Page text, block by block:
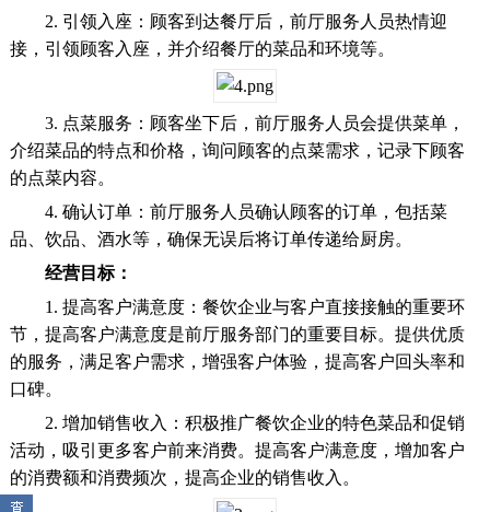
2. 引领入座：顾客到达餐厅后，前厅服务人员热情迎
接，引领顾客入座，并介绍餐厅的菜品和环境等。
3. 点菜服务：顾客坐下后，前厅服务人员会提供菜单，
介绍菜品的特点和价格，询问顾客的点菜需求，记录下顾客
的点菜内容。
4. 确认订单：前厅服务人员确认顾客的订单，包括菜
品、饮品、酒水等，确保无误后将订单传递给厨房。
经营目标：
1. 提高客户满意度：餐饮企业与客户直接接触的重要环
节，提高客户满意度是前厅服务部门的重要目标。提供优质
的服务，满足客户需求，增强客户体验，提高客户回头率和
口碑。
2. 增加销售收入：积极推广餐饮企业的特色菜品和促销
活动，吸引更多客户前来消费。提高客户满意度，增加客户
的消费额和消费频次，提高企业的销售收入。